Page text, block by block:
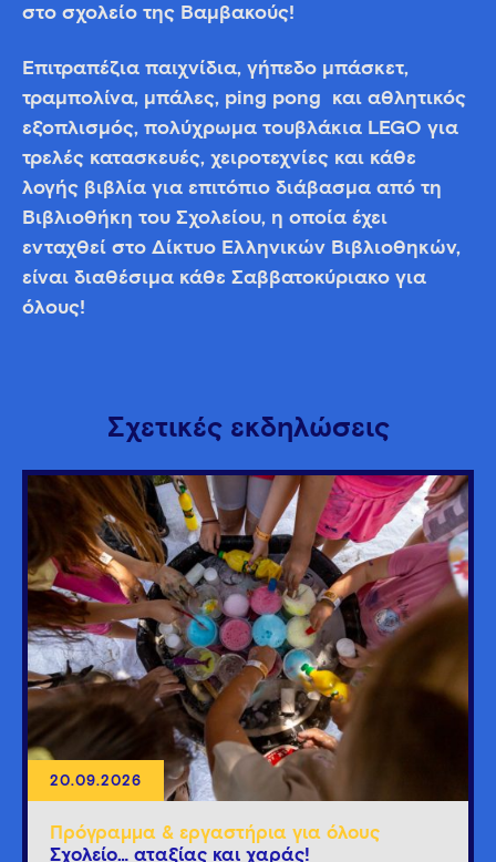
στο σχολείο της Βαμβακούς!
Επιτραπέζια παιχνίδια, γήπεδο μπάσκετ,
τραμπολίνα, μπάλες, ping pong και αθλητικός
εξοπλισμός, πολύχρωμα τουβλάκια LEGO για
τρελές κατασκευές, χειροτεχνίες και κάθε
λογής βιβλία για επιτόπιο διάβασμα από τη
Βιβλιοθήκη του Σχολείου, η οποία έχει
ενταχθεί στο Δίκτυο Ελληνικών Βιβλιοθηκών,
είναι διαθέσιμα κάθε Σαββατοκύριακο για
όλους!
Σχετικές εκδηλώσεις
20.09.2026
Πρόγραμμα & εργαστήρια για όλους
Σχολείο… αταξίας και χαράς!